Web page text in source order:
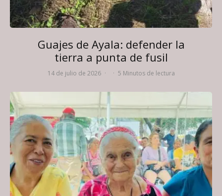
Guajes de Ayala: defender la
tierra a punta de fusil
14 de julio de 2026 · · 5 Minutos de lectura